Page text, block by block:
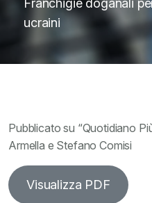
Franchigie doganali
ucraini
Pubblicato su “Quotidiano
Armella e Stefano Comisi
Visualizza PDF